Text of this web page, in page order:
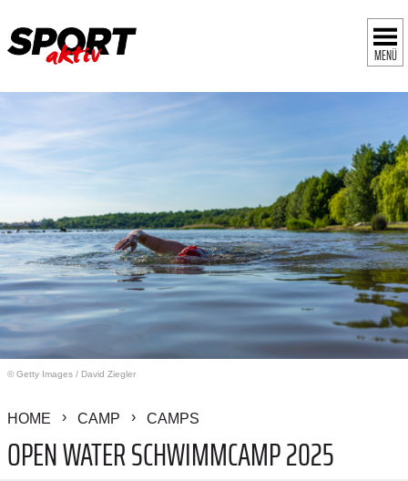
MENÜ
© Getty Images / David Ziegler
HOME CAMP CAMPS
OPEN WATER SCHWIMMCAMP 2025